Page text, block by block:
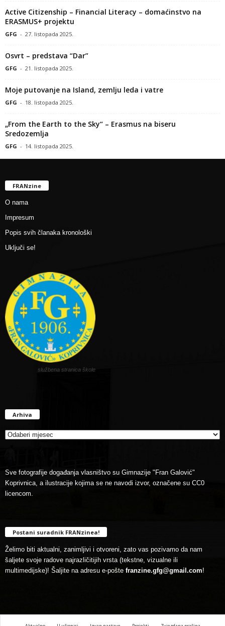
Active Citizenship – Financial Literacy – domaćinstvo na
ERASMUS+ projektu
GFG - 27. listopada 2025.
Osvrt – predstava “Dar”
GFG - 21. listopada 2025.
Moje putovanje na Island, zemlju leda i vatre
GFG - 18. listopada 2025.
„From the Earth to the Sky“ – Erasmus na biseru
Sredozemlja
GFG - 14. listopada 2025.
FRANzine
O nama
Impresum
Popis svih članaka kronološki
Uključi se!
službena stranica škole
Arhiva
Sve fotografije događanja vlasništvo su Gimnazije "Fran Galović"
Koprivnica, a ilustracije kojima se ne navodi izvor, označene su CC0
licencom.
Postani suradnik FRANzinea!
Želimo biti aktualni, zanimljivi i otvoreni, zato vas pozivamo da nam
šaljete svoje radove najrazličitijih vrsta (tekstne, vizualne ili
multimedijske)! Šaljite na adresu e-pošte franzine.gfg@gmail.com!